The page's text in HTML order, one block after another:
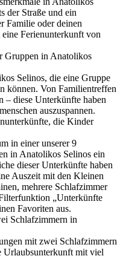
der Straße und ein
Familie oder deinen
Ferienunterkunft von
Gruppen in Anatolikos
Selinos, die eine Gruppe
können. Von Familientreffen
– diese Unterkünfte haben
auszuspannen.
die Kinder
in einer unserer 9
in Anatolikos Selinos ein
dieser Unterkünfte haben
Auszeit mit den Kleinen
mehrere Schlafzimmer
„Unterkünfte
Favoriten aus.
Schlafzimmern in
mit zwei Schlafzimmern
Urlaubsunterkunft mit viel